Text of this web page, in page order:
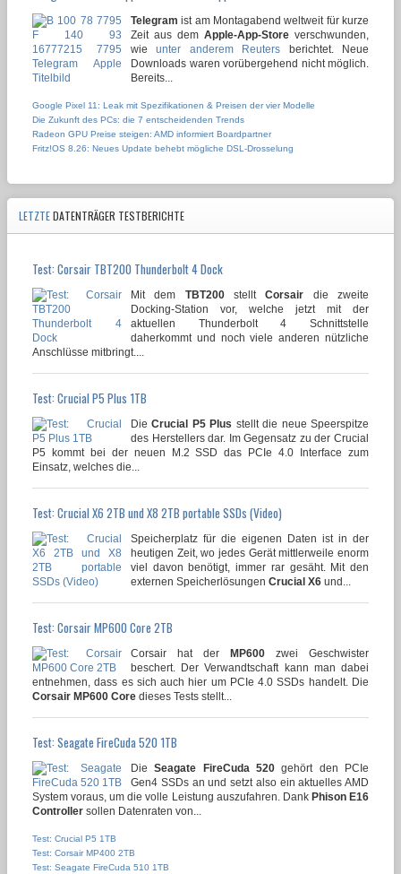
Telegram ist am Montagabend weltweit für kurze
Zeit aus dem Apple-App-Store verschwunden,
wieunter anderem Reuters berichtet. Neue
Downloads waren vorübergehend nicht möglich.
Bereits...
Google Pixel 11: Leak mit Spezifikationen & Preisen der vier Modelle
Die Zukunft des PCs: die 7 entscheidenden Trends
Radeon GPU Preise steigen: AMD informiert Boardpartner
Fritz!OS 8.26: Neues Update behebt mögliche DSL-Drosselung
LETZTEDATENTRÄGER TESTBERICHTE
Test: Corsair TBT200 Thunderbolt 4 Dock
Mit dem TBT200stelltCorsair die zweite
Docking-Station vor, welche jetzt mit der
aktuellen Thunderbolt 4 Schnittstelle
daherkommt und noch viele anderen nützliche
Anschlüsse mitbringt....
Test: Crucial P5 Plus 1TB
DieCrucial P5 Plus stellt die neue Speerspitze
des Herstellers dar. Im Gegensatz zu der Crucial
P5 kommt bei der neuen M.2 SSD das PCIe 4.0 Interface zum
Einsatz, welches die...
Test: Crucial X6 2TB und X8 2TB portable SSDs (Video)
Speicherplatz für die eigenen Daten ist in der
heutigen Zeit, wo jedes Gerät mittlerweile enorm
viel davon benötigt, immer rar gesäht. Mit den
externen Speicherlösungen Crucial X6 und...
Test: Corsair MP600 Core 2TB
Corsair hat der MP600 zwei Geschwister
beschert. Der Verwandtschaft kann man dabei
entnehmen, dass es sich auch hier um PCIe 4.0 SSDs handelt. Die
Corsair MP600 Core dieses Tests stellt...
Test: Seagate FireCuda 520 1TB
DieSeagate FireCuda 520 gehört den PCIe
Gen4 SSDs an und setzt also ein aktuelles AMD
System voraus, um die volle Leistung auszufahren. Dank Phison E16
Controller sollen Datenraten von...
Test: Crucial P5 1TB
Test: Corsair MP400 2TB
Test: Seagate FireCuda 510 1TB